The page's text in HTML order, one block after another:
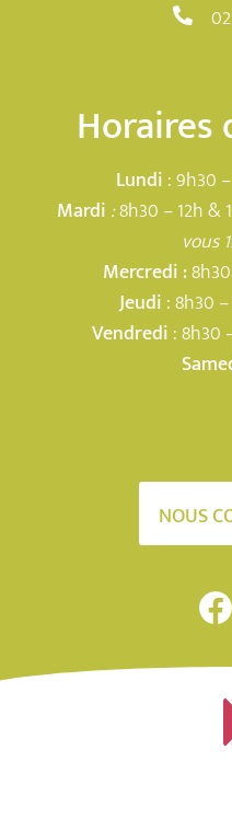
Horaires
Lundi : 9h30
Mardi :8h30 – 12h &
vous
Mercredi :
Jeudi : 8h30
Vendredi : 8h30
NOUS